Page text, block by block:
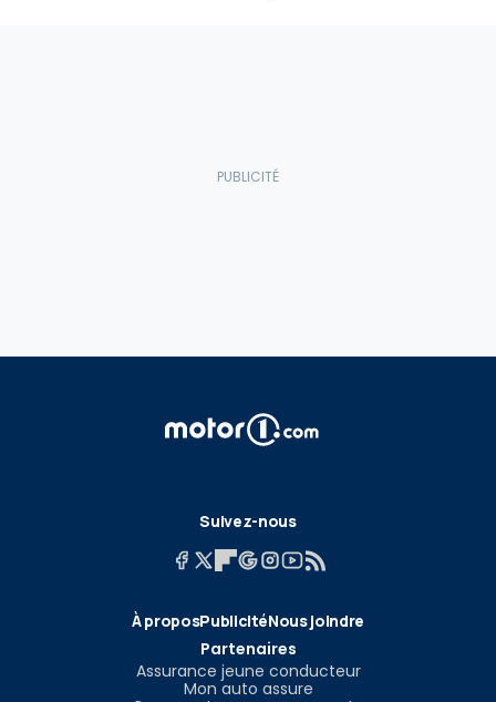
Suivez-nous
À proposPublicitéNous joindre
Partenaires
Assurance jeune conducteur
Mon auto assure